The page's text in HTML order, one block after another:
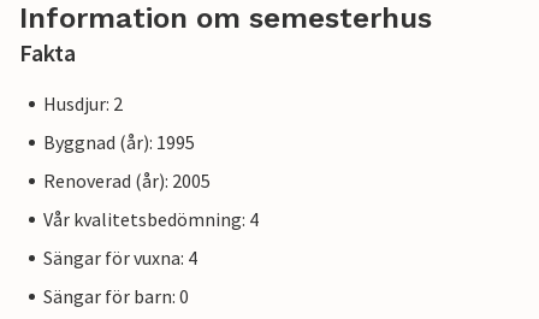
Information om semesterhus
Fakta
Husdjur: 2
Byggnad (år): 1995
Renoverad (år): 2005
Vår kvalitetsbedömning: 4
Sängar för vuxna: 4
Sängar för barn: 0